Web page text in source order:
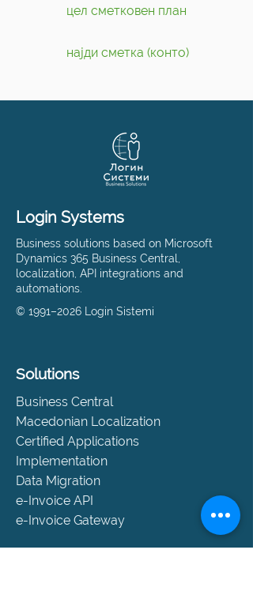
цел сметковен план
најди сметка (конто)
Login Systems
Business solutions based on Microsoft
Dynamics 365 Business Central,
localization, API integrations and
automations.
© 1991–2026 Login Sistemi
Solutions
Business Central
Macedonian Localization
Certified Applications
Implementation
Data Migration
e-Invoice API
e-Invoice Gateway